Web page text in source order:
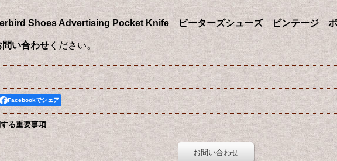
Shoes Advertising Pocket Knife ピーターズシューズ ビンテージ
問い合わせ ください。
Facebookでシェア
る重要事項
お問い合わせ